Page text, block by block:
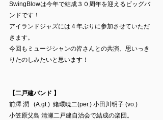
SwingBlowは今年で結成３０周年を迎えるビッグバ
ンドです！
アイランドジャズには４年ぶりに参加させていただ
きます。
今回もミュージシャンの皆さんとの共演、思いっき
りたのしみたいと思います！
【二戸建バンド 】
前澤 潤   (A.gt.)  緒環暁二(per.) 小田川明子 (vo.)
小笠原父島 清瀬二戸建自治会で結成の楽団。